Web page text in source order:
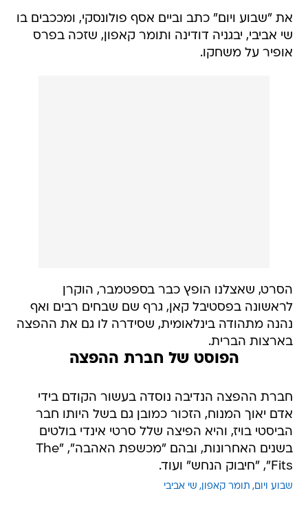
את "שבוע ויום" כתב וביים אסף פולונסקי, ומככבים בו
שי אביבי, יבגניה דודינה ותומר קאפון, שזכה בפרס
אופיר על משחקו.
הסרט, שאצלנו הופץ כבר בספטמבר, הוקרן
לראשונה בפסטיבל קאן, גרף שם שבחים רבים ואף
נהנה מתהודה בינלאומית, שסידרה לו גם את ההפצה
בארצות הברית.
הפוסט של חברת ההפצה
חברת ההפצה הנדיבה נוסדה בעשור הקודם בידי
אדם יאוך המנוח, הזכור כמובן גם בשל היותו חבר
הביסטי בויז, והיא הפיצה שלל סרטי אינדי בולטים
בשנים האחרונות, ובהם "מכשפת האהבה", "The
Fits", "חיבוק הנחש" ועוד.
שבוע ויום תומר קאפון שי אביבי